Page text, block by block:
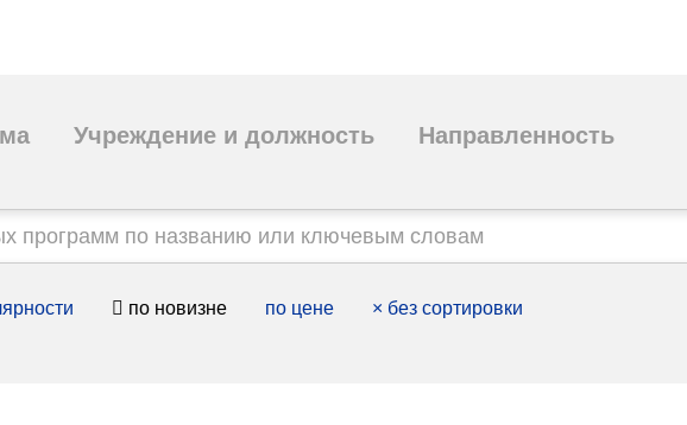
Учреждение и должность Направленность
по новизне по цене × без сортировки